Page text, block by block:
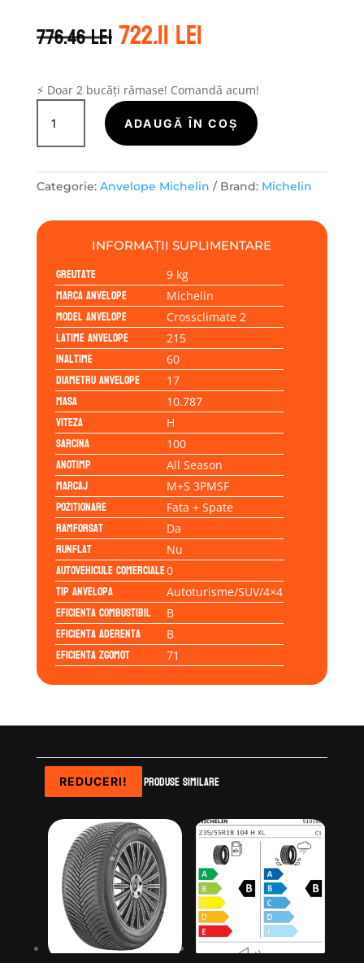
776.46leiPrețul
inițial
fost:
776.46 lei.
722.11leiPrețul
curent
722.11 lei.
⚡ Doar 2 bucăți rămase! Comandă acum!
Cantitate
Michelin
CROSSCLIMATE
215/60R17
ADAUGĂ ÎN COȘ
Categorie: Anvelope Michelin Brand: Michelin
INFORMAȚII SUPLIMENTARE
Greutate 9 kg
Marca anvelope Michelin
Model anvelope Crossclimate 2
Latime anvelope 215
Inaltime 60
Diametru anvelope 17
Masa 10.787
Viteza H
Sarcina 100
Anotimp All Season
Marcaj M+S 3PMSF
Pozitionare Fata + Spate
Ramforsat Da
Runflat Nu
Autovehicule comerciale0
Tip anvelopa Autoturisme/SUV/4×4
Eficienta Combustibil B
Eficienta Aderenta B
Eficienta Zgomot 71
Produse similare
REDUCERI!
REDUCERI!
REDUCERI!
REDUCERI!